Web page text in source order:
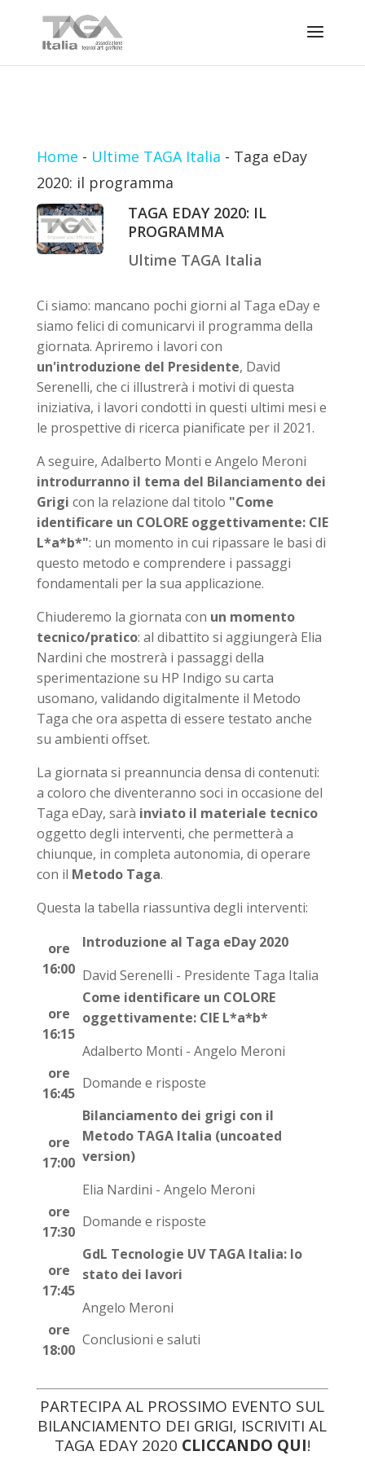
Home - Ultime TAGA Italia - Taga eDay
2020: il programma
TAGA EDAY 2020: IL
PROGRAMMA
Ultime TAGA Italia
Ci siamo: mancano pochi giorni al Taga eDay e
siamo felici di comunicarvi il programma della
giornata. Apriremo i lavori con
un'introduzione del Presidente, David
Serenelli, che ci illustrerà i motivi di questa
iniziativa, i lavori condotti in questi ultimi mesi e
le prospettive di ricerca pianificate per il 2021.
A seguire, Adalberto Monti e Angelo Meroni
introdurranno il tema del Bilanciamento dei
Grigi con la relazione dal titolo "Come
identificare un COLORE oggettivamente: CIE
L*a*b*": un momento in cui ripassare le basi di
questo metodo e comprendere i passaggi
fondamentali per la sua applicazione.
Chiuderemo la giornata con un momento
tecnico/pratico: al dibattito si aggiungerà Elia
Nardini che mostrerà i passaggi della
sperimentazione su HP Indigo su carta
usomano, validando digitalmente il Metodo
Taga che ora aspetta di essere testato anche
su ambienti offset.
La giornata si preannuncia densa di contenuti:
a coloro che diventeranno soci in occasione del
Taga eDay, sarà inviato il materiale tecnico
oggetto degli interventi, che permetterà a
chiunque, in completa autonomia, di operare
con il Metodo Taga.
Questa la tabella riassuntiva degli interventi:
ore
16:00
Introduzione al Taga eDay 2020
David Serenelli - Presidente Taga Italia
ore
16:15
Come identificare un COLORE
oggettivamente: CIE L*a*b*
Adalberto Monti - Angelo Meroni
ore
16:45
Domande e risposte
ore
17:00
Bilanciamento dei grigi con il
Metodo TAGA Italia (uncoated
version)
Elia Nardini - Angelo Meroni
ore
17:30
Domande e risposte
ore
17:45
GdL Tecnologie UV TAGA Italia: lo
stato dei lavori
Angelo Meroni
ore
18:00
Conclusioni e saluti
PARTECIPA AL PROSSIMO EVENTO SUL
BILANCIAMENTO DEI GRIGI, ISCRIVITI AL
TAGA EDAY 2020 CLICCANDO QUI!